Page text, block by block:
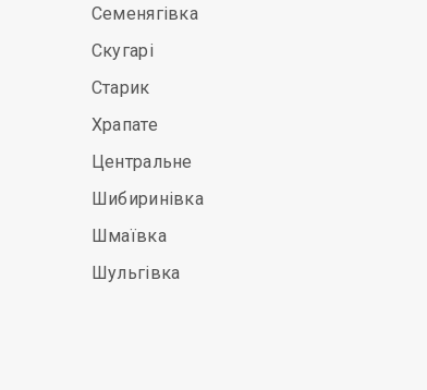
Семенягівка
Скугарі
Старик
Храпате
Центральне
Шибиринівка
Шмаївка
Шульгівка